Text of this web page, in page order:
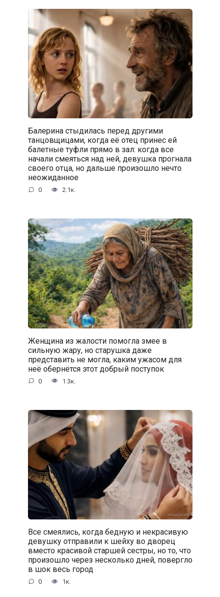
Балерина стыдилась перед другими
танцовщицами, когда её отец принес ей
балетные туфли прямо в зал: когда все
начали смеяться над ней, девушка прогнала
своего отца, но дальше произошло нечто
неожиданное
0 2.1к.
Женщина из жалости помогла змее в
сильную жару, но старушка даже
представить не могла, каким ужасом для
неё обернётся этот добрый поступок
0 1.3к.
Все смеялись, когда бедную и некрасивую
девушку отправили к шейху во дворец
вместо красивой старшей сестры, но то, что
произошло через несколько дней, повергло
в шок весь город
0 1к.